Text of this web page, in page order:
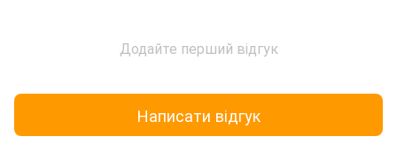
Додайте перший відгук
Написати відгук